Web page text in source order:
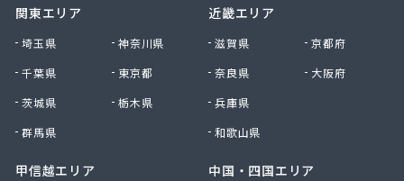
関東エリア
埼玉県
神奈川県
千葉県
東京都
茨城県
栃木県
群馬県
甲信越エリア
近畿エリア
滋賀県
京都府
奈良県
大阪府
兵庫県
和歌山県
中国・四国エリア